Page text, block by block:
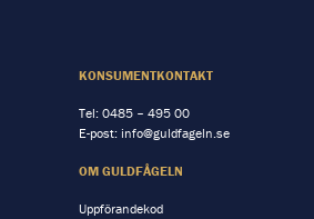
KONSUMENTKONTAKT
Tel: 0485 – 495 00
E-post: info@guldfageln.se
OM GULDFÅGELN
Uppförandekod